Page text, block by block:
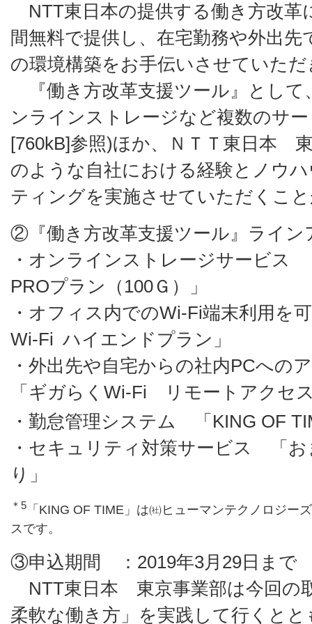
NTT東日本の提供する働き方改革
間無料で提供し、在宅勤務や外出
の環境構築をお手伝いさせていた
『働き方改革支援ツール』として
ンラインストレージなど複数のサ
[760kB]参照)ほか、ＮＴＴ東日本
のような自社における経験とノウ
ティングを実施させていただくこ
②『働き方改革支援ツール』ライン
・オンラインストレージサービス
PROプラン（100Ｇ）」
・オフィス内でのWi-Fi端末利用
Wi-Fi ハイエンドプラン」
・外出先や自宅からの社内PCへ
「ギガらくWi-Fi リモートアクセ
・勤怠管理システム 「KING OF
・セキュリティ対策サービス 「
り」
＊5 「KING OF TIME」は㈳ヒューマンテクノロジー
スです。
③申込期間 ：2019年3月29日まで
NTT東日本 東京事業部は今回の
柔軟な働き方」を実践して行くと